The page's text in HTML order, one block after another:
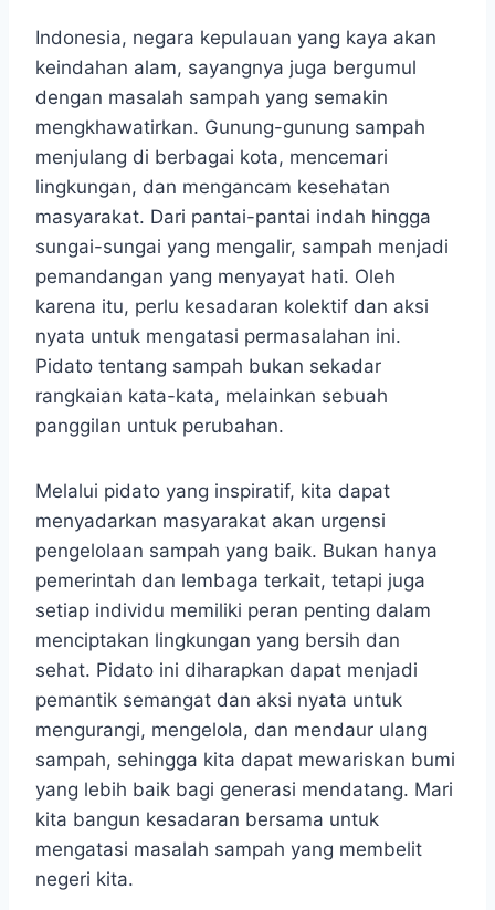
Indonesia, negara kepulauan yang kaya akan
keindahan alam, sayangnya juga bergumul
dengan masalah sampah yang semakin
mengkhawatirkan. Gunung-gunung sampah
menjulang di berbagai kota, mencemari
lingkungan, dan mengancam kesehatan
masyarakat. Dari pantai-pantai indah hingga
sungai-sungai yang mengalir, sampah menjadi
pemandangan yang menyayat hati. Oleh
karena itu, perlu kesadaran kolektif dan aksi
nyata untuk mengatasi permasalahan ini.
Pidato tentang sampah bukan sekadar
rangkaian kata-kata, melainkan sebuah
panggilan untuk perubahan.
Melalui pidato yang inspiratif, kita dapat
menyadarkan masyarakat akan urgensi
pengelolaan sampah yang baik. Bukan hanya
pemerintah dan lembaga terkait, tetapi juga
setiap individu memiliki peran penting dalam
menciptakan lingkungan yang bersih dan
sehat. Pidato ini diharapkan dapat menjadi
pemantik semangat dan aksi nyata untuk
mengurangi, mengelola, dan mendaur ulang
sampah, sehingga kita dapat mewariskan bumi
yang lebih baik bagi generasi mendatang. Mari
kita bangun kesadaran bersama untuk
mengatasi masalah sampah yang membelit
negeri kita.